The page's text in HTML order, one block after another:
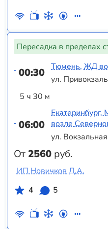
Пересадка в пределах
00:30
5 ч 30 м
06:00
От2560 руб.
Тюмень, ЖД
ул.
возле
ул.
ИП Новичков Д.А.
4
5